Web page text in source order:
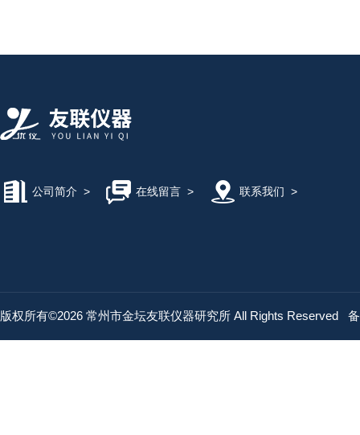
公司简介 > 在线留言> 联系我们 >
版权所有©2026 常州市金坛友联仪器研究所 All Rights Reserved